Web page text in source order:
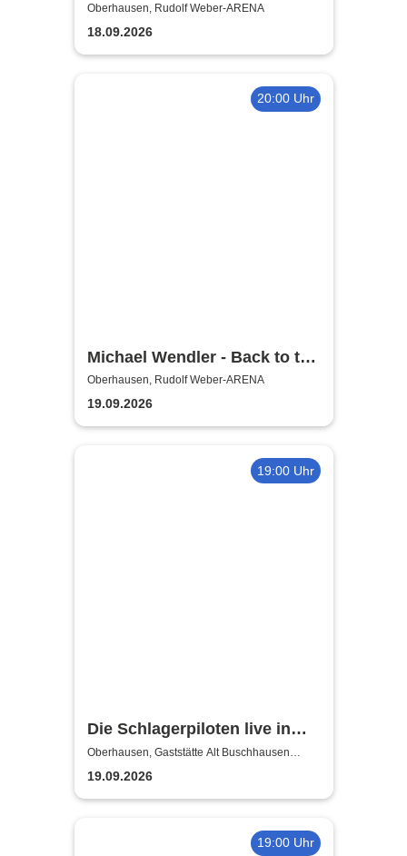
Oberhausen, Rudolf Weber-ARENA
18.09.2026
20:00 Uhr
Michael Wendler - Back to the
Wendler
Oberhausen, Rudolf Weber-ARENA
19.09.2026
19:00 Uhr
Die Schlagerpiloten live in
NRW!
Oberhausen, Gaststätte Alt Buschhausen
(Saal)
19.09.2026
19:00 Uhr